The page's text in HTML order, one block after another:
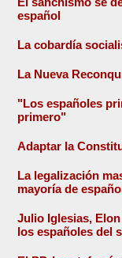
español
La cobardía
La Nueva
"Los españoles
primero"
Adaptar la
La legalización
mayoría de
Julio Iglesias,
los españoles del